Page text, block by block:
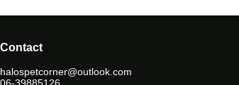
Contact
halospetcorner@outlook.com
06-39885126